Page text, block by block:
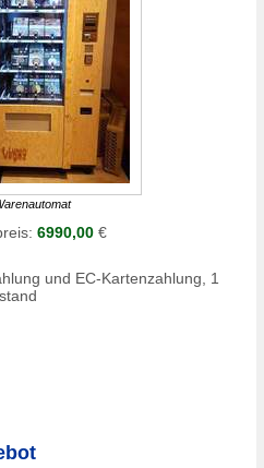
6990,00€
und EC-Kartenzahlung, 1